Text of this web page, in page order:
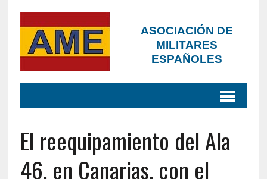
ASOCIACIÓN DE
MILITARES
ESPAÑOLES
El reequipamiento del Ala
46, en Canarias, con el